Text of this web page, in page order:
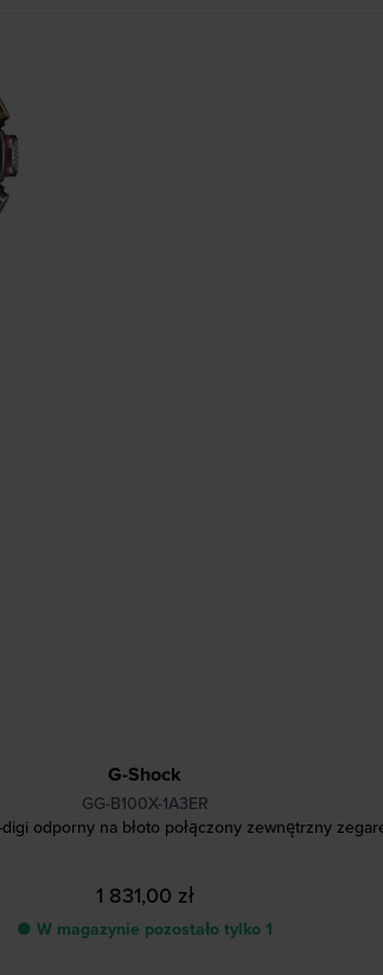
G-Shock
GG-B100X-1A3ER
odporny na błoto połączony zewnętrzny
1 831,00 zł
● W magazynie pozostało tylko 1